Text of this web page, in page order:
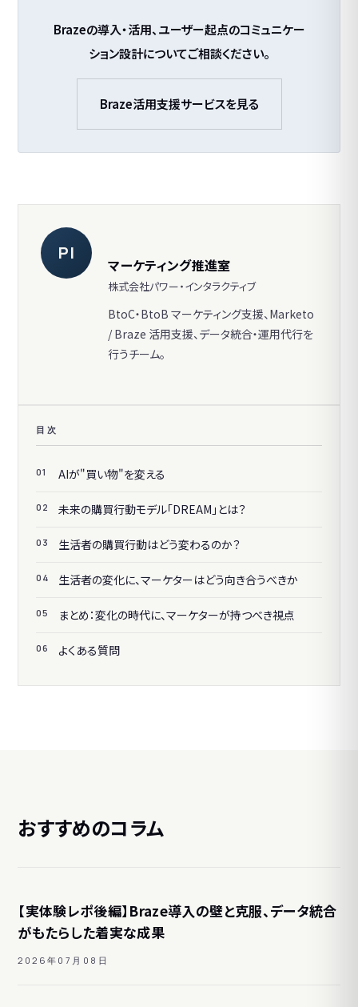
Brazeの導入・活用、ユーザー起点のコミュニケー
ション設計についてご相談ください。
Braze活用支援サービスを見る
PI
マーケティング推進室
株式会社パワー・インタラクティブ
BtoC・BtoB マーケティング支援、Marketo
/ Braze 活用支援、データ統合・運用代行を
行うチーム。
目次
AIが"買い物"を変える
未来の購買行動モデル「DREAM」とは？
生活者の購買行動はどう変わるのか？
生活者の変化に、マーケターはどう向き合うべきか
まとめ：変化の時代に、マーケターが持つべき視点
よくある質問
おすすめのコラム
【実体験レポ後編】Braze導入の壁と克服、データ統合
がもたらした着実な成果
2026年07月08日